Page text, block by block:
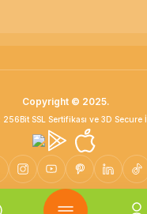
Copyright © 2025.
SSL Sertifikası ve 3D Secure